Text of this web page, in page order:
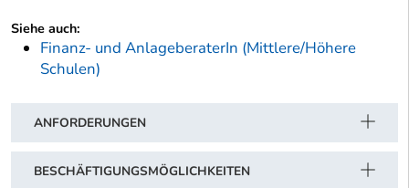
Siehe auch:
Finanz- und AnlageberaterIn (Mittlere/Höhere
Schulen)
ANFORDERUNGEN
BESCHÄFTIGUNGSMÖGLICHKEITEN